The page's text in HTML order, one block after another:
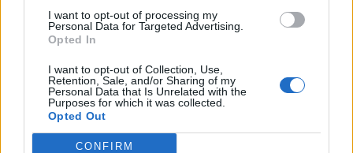
I want to opt-out of processing my
Personal Data for Targeted Advertising.
Opted In
I want to opt-out of Collection, Use,
Retention, Sale, and/or Sharing of my
Personal Data that Is Unrelated with the
Purposes for which it was collected.
Opted Out
CONFIRM
reforçar competitividade e
sustentabilidade da Região...
8 de Agosto, 2026
Siga-nos no Instagram@noticiasdevilareal